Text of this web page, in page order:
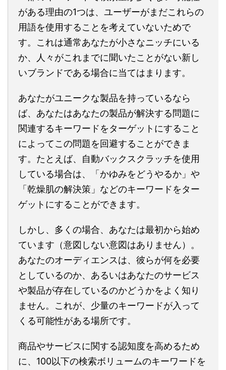
がある理由の1つは、ユーザーがまだこれらの
用語を使用することを考えていないためで
す。これは通常あなたが小さなニッチにいる
か、人々がこれまでに聞いたことがない新し
いブランドである場合に当てはまります。
あなたがユニークな製品を持っているなら
ば、あなたはあなたの製品が解決する問題に
関連するキーワードをターゲットにすること
によってこの問題を回避することができま
す。たとえば、自動バックスクラッチを使用
している場合は、「かゆみをどうやるか」や
「乾燥肌の解決策」などのキーワードをター
ゲットにすることができます。
しかし、多くの場合、あなたは最初から始め
ています（意図しない意図はありません）。
あなたのオーディエンスは、彼らが何を必要
としているのか、あるいはあなたのサービス
や製品が存在しているのかどうかをよく知り
ません。これが、少量のキーワードが入って
くる可能性がある場所です。
商品やサービスに関する認知度を高めるため
に、100以下の検索ボリュームのキーワードを